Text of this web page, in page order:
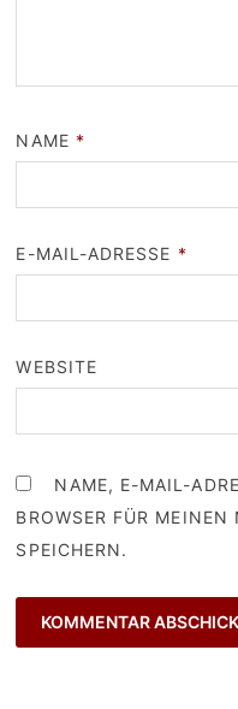
NAME *
E-MAIL-ADRESSE *
WEBSITE
NAME, E-MAIL-
BROWSER FÜR
SPEICHERN.